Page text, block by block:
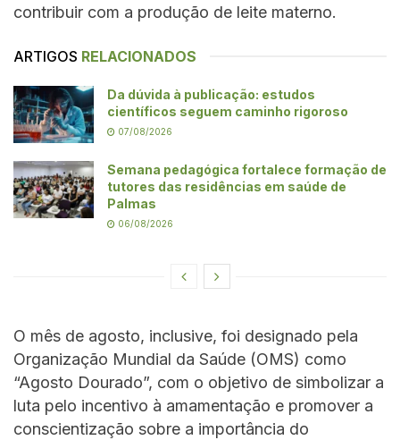
contribuir com a produção de leite materno.
ARTIGOS RELACIONADOS
Da dúvida à publicação: estudos
científicos seguem caminho rigoroso
07/08/2026
Semana pedagógica fortalece formação de
tutores das residências em saúde de
Palmas
06/08/2026
O mês de agosto, inclusive, foi designado pela
Organização Mundial da Saúde (OMS) como
“Agosto Dourado”, com o objetivo de simbolizar a
luta pelo incentivo à amamentação e promover a
conscientização sobre a importância do